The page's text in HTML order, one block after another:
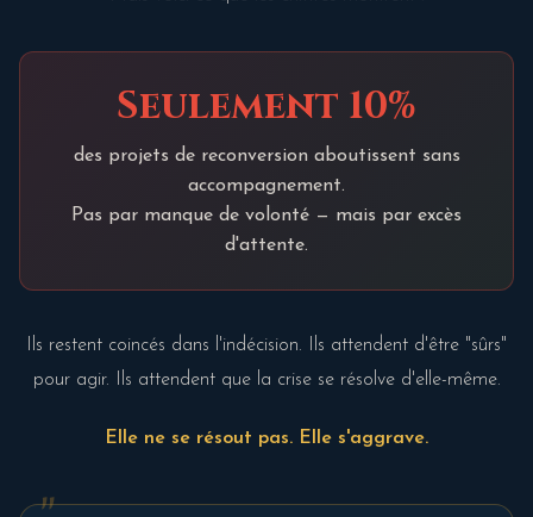
Seulement 10%
des projets de reconversion aboutissent sans
accompagnement.
Pas par manque de volonté — mais par excès
d'attente.
Ils restent coincés dans l'indécision. Ils attendent d'être "sûrs"
pour agir. Ils attendent que la crise se résolve d'elle-même.
Elle ne se résout pas. Elle s'aggrave.